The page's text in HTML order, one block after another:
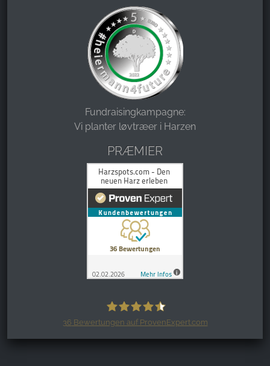
Fundraisingkampagne:
Vi planter løvtræer i Harzen
PRÆMIER
36 Bewertungen auf ProvenExpert.com